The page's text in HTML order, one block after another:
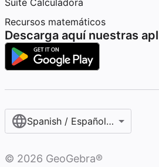
Suite Calculadora
Recursos matemáticos
Descarga aquí nuestras
Spanish / Español
© 2026 GeoGebra®